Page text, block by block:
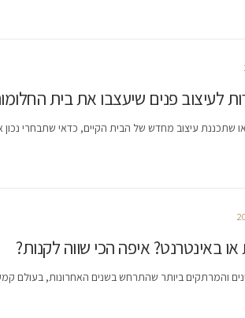
שתכננת עיצוב מחדש של הבית הקיים, כדאי שתבחרי נכון
באינטרנט? איפה הכי שווה לקנות?
והמרתקים ביותר שהתרחש בשנים האחרונות, בעולם